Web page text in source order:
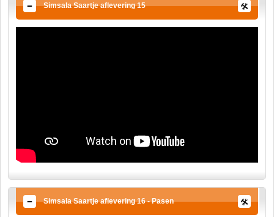
Simsala Saartje aflevering 15
Simsala Saartje aflevering 16 - Pasen